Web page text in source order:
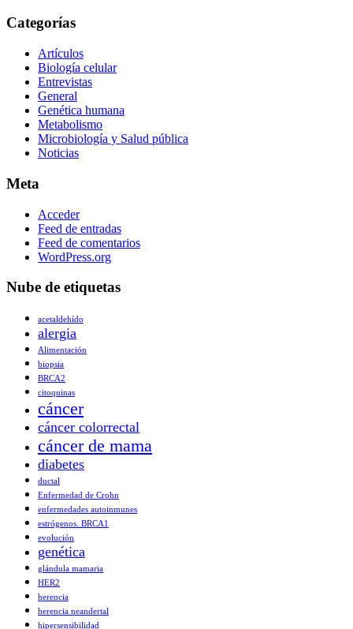
Categorías
Artículos
Biología celular
Entrevistas
General
Genética humana
Metabolismo
Microbiología y Salud pública
Noticias
Meta
Acceder
Feed de entradas
Feed de comentarios
WordPress.org
Nube de etiquetas
acetaldehído
alergia
Alimentación
biopsia
BRCA2
citoquinas
cáncer
cáncer colorrectal
cáncer de mama
diabetes
ductal
Enfermedad de Crohn
enfermedades autoinmunes
estrógenos. BRCA1
evolución
genética
glándula mamaria
HER2
herencia
herencia neandertal
hipersensibilidad